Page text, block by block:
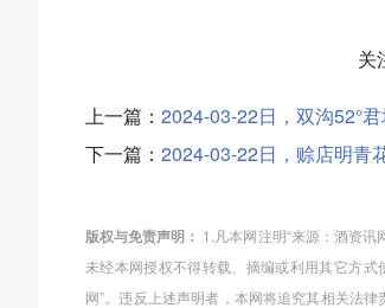
关
上一篇： 2024-03-22日，双沟52°
下一篇： 2024-03-22日，赊店明青
版权与免责声明： 1.凡本网注明“来源：酒资
未经本网授权不得转载、摘编或利用其它方
网”。违反上述声明者，本网将追究其相关法